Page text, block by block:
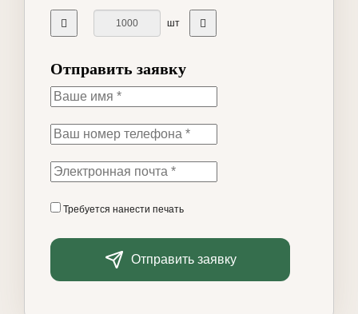
шт
Отправить заявку
Требуется нанести печать
Отправить заявку